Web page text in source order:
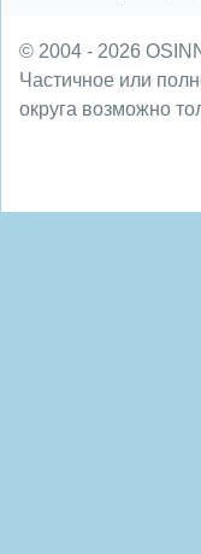
© 2004 - 2026
Частичное или
округа возможно